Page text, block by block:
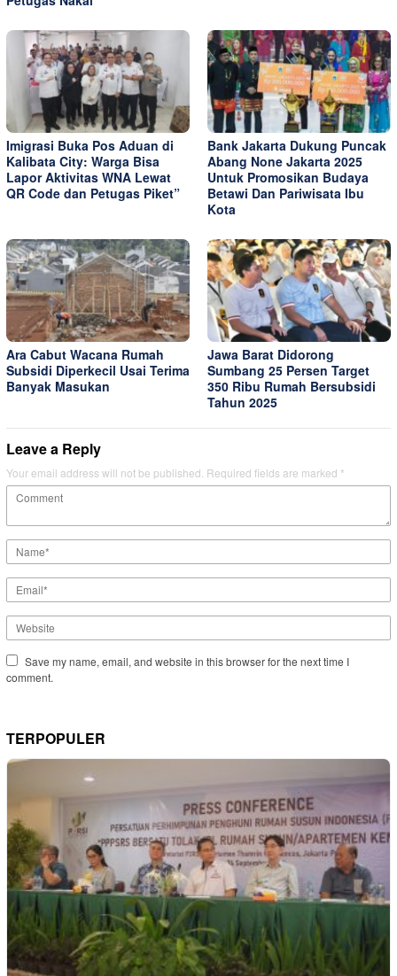
Imigrasi Buka Pos Aduan di
Kalibata City: Warga Bisa
Lapor Aktivitas WNA Lewat
QR Code dan Petugas Piket”
Bank Jakarta Dukung Puncak
Abang None Jakarta 2025
Untuk Promosikan Budaya
Betawi Dan Pariwisata Ibu
Kota
Ara Cabut Wacana Rumah
Subsidi Diperkecil Usai Terima
Banyak Masukan
Jawa Barat Didorong
Sumbang 25 Persen Target
350 Ribu Rumah Bersubsidi
Tahun 2025
Leave a Reply
Your email address will not be published. Required fields are marked *
Save my name, email, and website in this browser for the next time I
comment.
TERPOPULER